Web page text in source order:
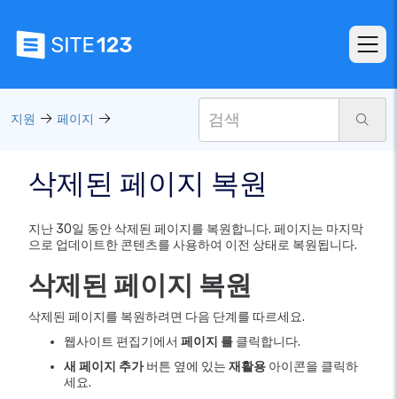
지원 페이지
삭제된 페이지 복원
지난 30일 동안 삭제된 페이지를 복원합니다. 페이지는 마지막
으로 업데이트한 콘텐츠를 사용하여 이전 상태로 복원됩니다.
삭제된 페이지 복원
삭제된 페이지를 복원하려면 다음 단계를 따르세요.
웹사이트 편집기에서 페이지 를 클릭합니다.
새 페이지 추가버튼 옆에 있는 재활용 아이콘을 클릭하
세요.